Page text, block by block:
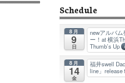
Schedule
8月
9
日
newアルバ
ー！at 横浜
Thumb’s Up
8月
14
金
福井swell
line」release